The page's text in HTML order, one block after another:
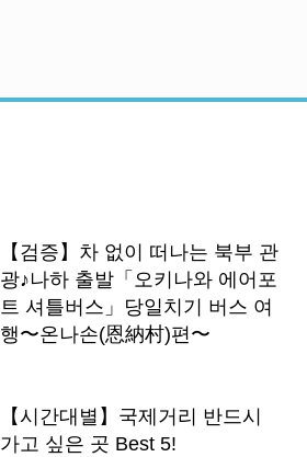
【검증】차 없이 떠나는 북부 관
광♪나하 출발「오키나와 에어포
트 셔틀버스」당일치기 버스 여
행〜온나손(恩納村)편〜
【시간대별】국제거리 반드시
가고 싶은 곳 Best 5!
인기 관광 명소「츄라우
관」을 2배로 즐기는 방
치♪ 오키나와의 파~란
력에 푹 빠진＼(^O^)／